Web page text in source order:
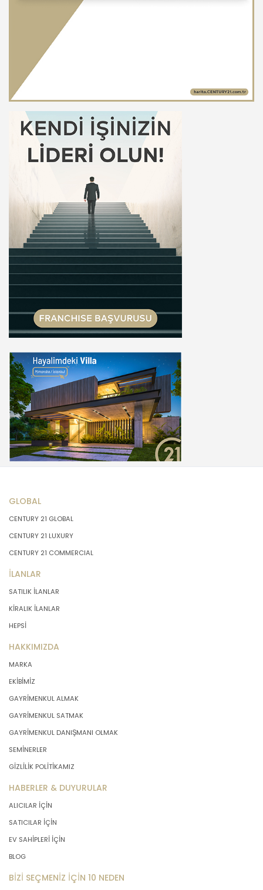
GLOBAL
CENTURY 21 GLOBAL
CENTURY 21 LUXURY
CENTURY 21 COMMERCIAL
İLANLAR
SATILIK İLANLAR
KİRALIK İLANLAR
HEPSİ
HAKKIMIZDA
MARKA
EKİBİMİZ
GAYRİMENKUL ALMAK
GAYRİMENKUL SATMAK
GAYRİMENKUL DANIŞMANI OLMAK
SEMİNERLER
GİZLİLİK POLİTİKAMIZ
HABERLER & DUYURULAR
ALICILAR İÇİN
SATICILAR İÇİN
EV SAHİPLERİ İÇİN
BLOG
BİZİ SEÇMENİZ İÇİN 10 NEDEN